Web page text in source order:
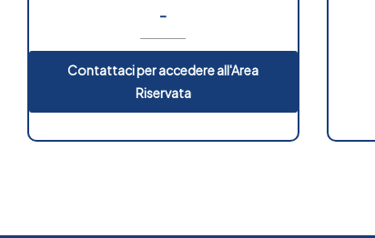
-
Contattaci per accedere all'Area
Riservata